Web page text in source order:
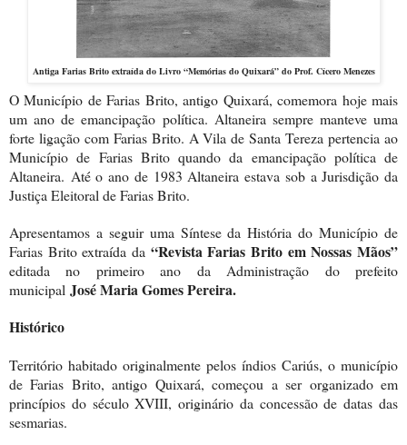
Antiga Farias Brito extraída do Livro “Memórias do Quixará” do Prof. Cícero Menezes
O Município de Farias Brito, antigo Quixará, comemora hoje mais
um ano de emancipação política. Altaneira sempre manteve uma
forte ligação com Farias Brito. A Vila de Santa Tereza pertencia ao
Município de Farias Brito quando da emancipação política de
Altaneira. Até o ano de 1983 Altaneira estava sob a Jurisdição da
Justiça Eleitoral de Farias Brito.
Apresentamos a seguir uma Síntese da História do Município de
Farias Brito extraída da “Revista Farias Brito em Nossas Mãos”
editada no primeiro ano da Administração do prefeito
municipal José Maria Gomes Pereira.
Histórico
Território habitado originalmente pelos índios Cariús, o município
de Farias Brito, antigo Quixará, começou a ser organizado em
princípios do século XVIII, originário da concessão de datas das
sesmarias.